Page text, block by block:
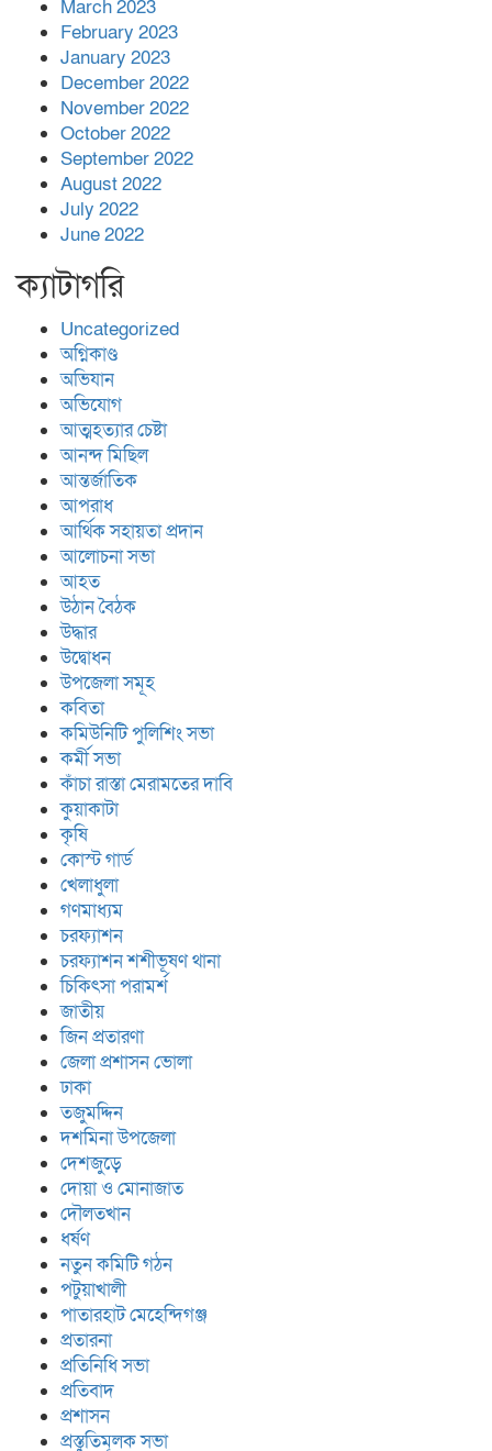
March 2023
February 2023
January 2023
December 2022
November 2022
October 2022
September 2022
August 2022
July 2022
June 2022
ক্যাটাগরি
Uncategorized
অগ্নিকাণ্ড
অভিযান
অভিযোগ
আত্মহত্যার চেষ্টা
আনন্দ মিছিল
আন্তর্জাতিক
আপরাধ
আর্থিক সহায়তা প্রদান
আলোচনা সভা
আহত
উঠান বৈঠক
উদ্ধার
উদ্বোধন
উপজেলা সমূহ
কবিতা
কমিউনিটি পুলিশিং সভা
কর্মী সভা
কাঁচা রাস্তা মেরামতের দাবি
কুয়াকাটা
কৃষি
কোস্ট গার্ড
খেলাধুলা
গণমাধ্যম
চরফ্যাশন
চরফ্যাশন শশীভূষণ থানা
চিকিৎসা পরামর্শ
জাতীয়
জিন প্রতারণা
জেলা প্রশাসন ভোলা
ঢাকা
তজুমদ্দিন
দশমিনা উপজেলা
দেশজুড়ে
দোয়া ও মোনাজাত
দৌলতখান
ধর্ষণ
নতুন কমিটি গঠন
পটুয়াখালী
পাতারহাট মেহেন্দিগঞ্জ
প্রতারনা
প্রতিনিধি সভা
প্রতিবাদ
প্রশাসন
প্রস্তুতিমূলক সভা